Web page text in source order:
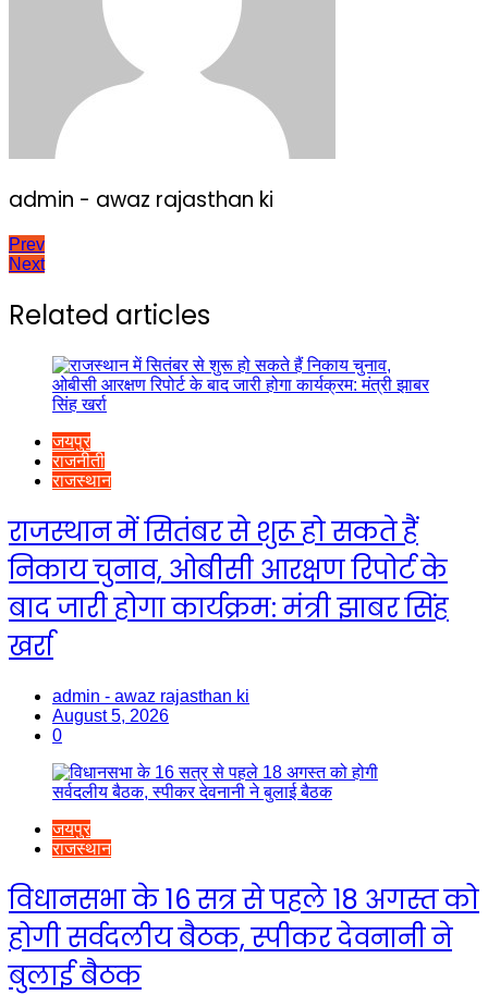
admin - awaz rajasthan ki
Post
Prev
Next
Related articles
जयपुर
राजनीती
राजस्थान
राजस्थान में सितंबर से शुरू हो सकते हैं
निकाय चुनाव, ओबीसी आरक्षण रिपोर्ट के
बाद जारी होगा कार्यक्रम: मंत्री झाबर सिंह
खर्रा
admin - awaz rajasthan ki
August 5, 2026
0
जयपुर
राजस्थान
विधानसभा के 16 सत्र से पहले 18 अगस्त को
होगी सर्वदलीय बैठक, स्पीकर देवनानी ने
बुलाई बैठक